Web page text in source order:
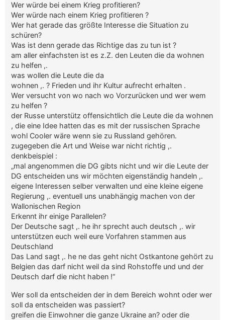
Wer würde bei einem Krieg profitieren?
Wer würde nach einem Krieg profitieren ?
Wer hat gerade das größte Interesse die Situation zu
schüren?
Was ist denn gerade das Richtige das zu tun ist ?
am aller einfachsten ist es z.Z. den Leuten die da wohnen
zu helfen ,.
was wollen die Leute die da
wohnen ,. ? Frieden und ihr Kultur aufrecht erhalten .
Wer versucht von wo nach wo Vorzurücken und wer wem
zu helfen ?
der Russe unterstütz offensichtlich die Leute die da wohnen
, die eine Idee hatten das es mit der russischen Sprache
wohl Cooler wäre wenn sie zu Russland gehören.
zugegeben die Art und Weise war nicht richtig ,.
denkbeispiel :
„mal angenommen die DG gibts nicht und wir die Leute der
DG entscheiden uns wir möchten eigenständig handeln ,.
eigene Interessen selber verwalten und eine kleine eigene
Regierung ,. eventuell uns unabhängig machen von der
Wallonischen Region
Erkennt ihr einige Parallelen?
Der Deutsche sagt ,. he ihr sprecht auch deutsch ,. wir
unterstützen euch weil eure Vorfahren stammen aus
Deutschland
Das Land sagt ,. he ne das geht nicht Ostkantone gehört zu
Belgien das darf nicht weil da sind Rohstoffe und und der
Deutsch darf die nicht haben !“
Wer soll da entscheiden der in dem Bereich wohnt oder wer
soll da entscheiden was passiert?
greifen die Einwohner die ganze Ukraine an? oder die